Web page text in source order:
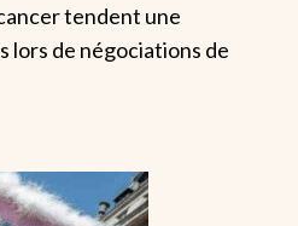
tendent une
lors de négociations de